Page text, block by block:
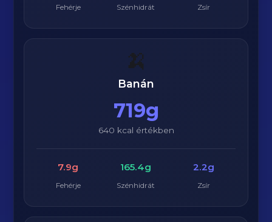
Fehérje Szénhidrát Zsír
🍌
Banán
719g
640 kcal értékben
7.9g
Fehérje
165.4g
Szénhidrát
2.2g
Zsír